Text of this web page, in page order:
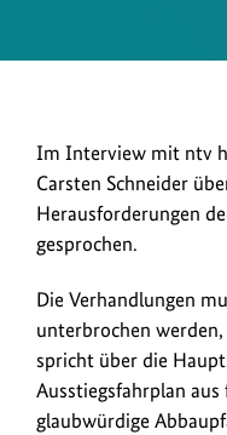
Im
Interview
mit
ntv
Bundesumweltminister
Carsten
Schneider
über
die
Im Interview mit ntv
Carsten Schneider
Herausforderungen
gesprochen.
Die Verhandlungen
unterbrochen
spricht über die
Ausstiegsfahrplan
glaubwürdige